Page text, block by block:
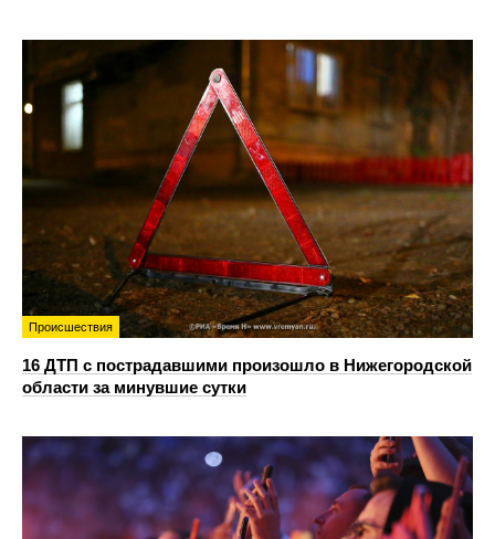
Происшествия
16 ДТП с пострадавшими произошло в Нижегородской
области за минувшие сутки